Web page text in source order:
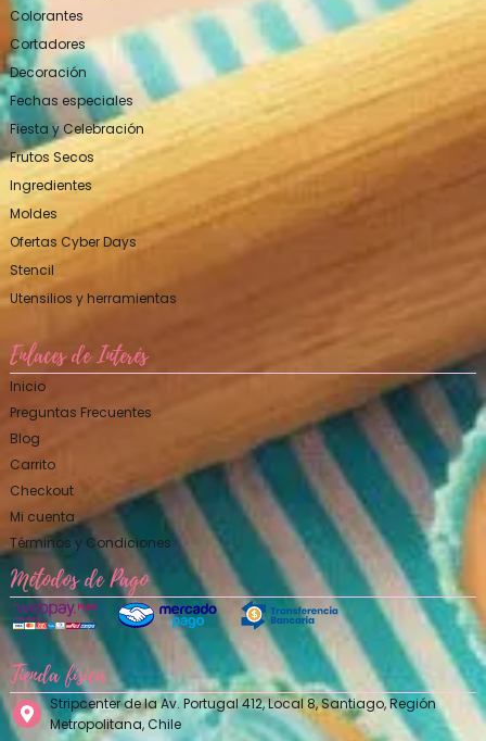
Colorantes
Cortadores
Decoración
Fechas especiales
Fiesta y Celebración
Frutos Secos
Ingredientes
Moldes
Ofertas Cyber Days
Stencil
Utensilios y herramientas
Enlaces de Interés
Inicio
Preguntas Frecuentes
Blog
Carrito
Checkout
Mi cuenta
Términos y Condiciones
Métodos de Pago
Tienda física
Stripcenter de la Av. Portugal 412, Local 8, Santiago, Región
Metropolitana, Chile